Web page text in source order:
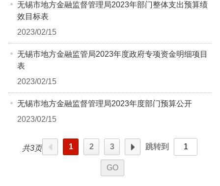
无锡市地方金融监督管理局2023年部门整体支出预算绩
效目标表
2023/02/15
无锡市地方金融监管局2023年度政府专项资金明细项目
表
2023/02/15
无锡市地方金融监督管理局2023年度部门预算公开
2023/02/15
共3页 1 2 3 跳转到